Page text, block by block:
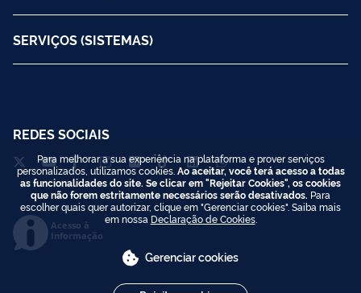
SERVIÇOS (SISTEMAS)
REDES SOCIAIS
Acesso à
Informação
Para melhorar a sua experiência na plataforma e prover serviços
personalizados, utilizamos cookies. Ao aceitar, você terá acesso a todas
as funcionalidades do site. Se clicar em "Rejeitar Cookies", os cookies
que não forem estritamente necessários serão desativados. Para
escolher quais quer autorizar, clique em "Gerenciar cookies". Saiba mais
em nossa Declaração de Cookies.
Gerenciar cookies